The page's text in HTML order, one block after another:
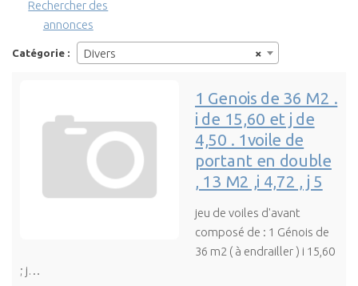
Rechercher des
annonces
Catégorie : ×
Divers
1 Genois de 36 M2 .
i de 15,60 et j de
4,50 . 1voile de
portant en double
, 13 M2 ,i 4,72 , j 5
jeu de voiles d'avant
composé de : 1 Génois de
36 m2 ( à endrailler ) i 15,60
; j…